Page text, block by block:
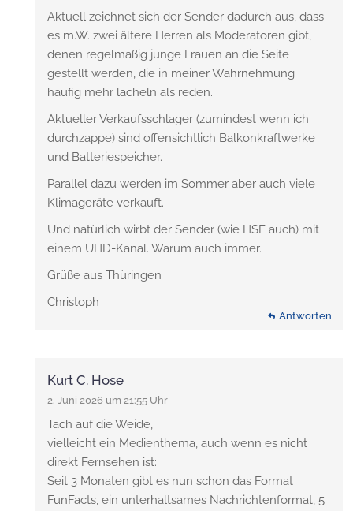
Aktuell zeichnet sich der Sender dadurch aus, dass
es m.W. zwei ältere Herren als Moderatoren gibt,
denen regelmäßig junge Frauen an die Seite
gestellt werden, die in meiner Wahrnehmung
häufig mehr lächeln als reden.
Aktueller Verkaufsschlager (zumindest wenn ich
durchzappe) sind offensichtlich Balkonkraftwerke
und Batteriespeicher.
Parallel dazu werden im Sommer aber auch viele
Klimageräte verkauft.
Und natürlich wirbt der Sender (wie HSE auch) mit
einem UHD-Kanal. Warum auch immer.
Grüße aus Thüringen
Christoph
Antworten
Kurt C. Hose
2. Juni 2026 um 21:55 Uhr
Tach auf die Weide,
vielleicht ein Medienthema, auch wenn es nicht
direkt Fernsehen ist:
Seit 3 Monaten gibt es nun schon das Format
FunFacts, ein unterhaltsames Nachrichtenformat, 5